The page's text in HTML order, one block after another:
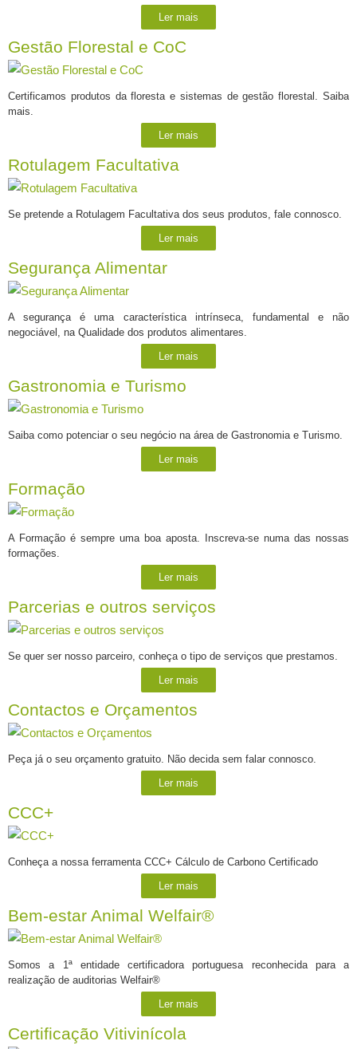
Ler mais
Gestão Florestal e CoC
Certificamos produtos da floresta e sistemas de gestão florestal. Saiba
mais.
Ler mais
Rotulagem Facultativa
Se pretende a Rotulagem Facultativa dos seus produtos, fale connosco.
Ler mais
Segurança Alimentar
A segurança é uma característica intrínseca, fundamental e não
negociável, na Qualidade dos produtos alimentares.
Ler mais
Gastronomia e Turismo
Saiba como potenciar o seu negócio na área de Gastronomia e Turismo.
Ler mais
Formação
A Formação é sempre uma boa aposta. Inscreva-se numa das nossas
formações.
Ler mais
Parcerias e outros serviços
Se quer ser nosso parceiro, conheça o tipo de serviços que prestamos.
Ler mais
Contactos e Orçamentos
Peça já o seu orçamento gratuito. Não decida sem falar connosco.
Ler mais
CCC+
Conheça a nossa ferramenta CCC+ Cálculo de Carbono Certificado
Ler mais
Bem-estar Animal Welfair®
Somos a 1ª entidade certificadora portuguesa reconhecida para a
realização de auditorias Welfair®
Ler mais
Certificação Vitivinícola